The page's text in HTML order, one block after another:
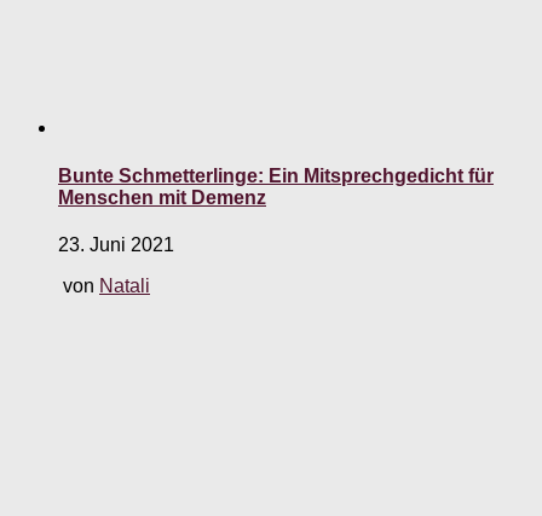
Bunte Schmetterlinge: Ein Mitsprechgedicht für
Menschen mit Demenz
23. Juni 2021
von Natali